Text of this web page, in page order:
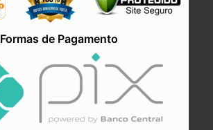
Formas de Pagamento